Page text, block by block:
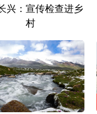
兴：宣传检查进乡
村